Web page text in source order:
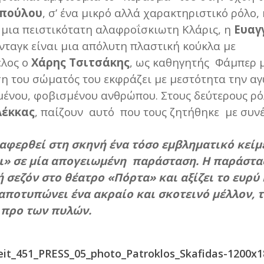
, σ’ ένα μικρό αλλά χαρακτηριστικό ρόλο,
πειστικότατη αλαφροΐσκιωτη Κλάρις, η
είναι μια απόλυτη πλαστική κούκλα με
ο Χάρης Τσιτσάκης, ως καθηγητής Φάμπερ
του σώματός του εκφράζει με μεστότητα την
φοβισμένου ανθρώπου. Στους δεύτερους
, παίζουν αυτό που τους ζητήθηκε με
στη σκηνή ένα τόσο εμβληματικό
σε μία απογειωμένη παράσταση. Η
στο θέατρο «Πόρτα» και αξίζει το ευρύ
ένα ακραίο και σκοτεινό μέλλον,
προ των πυλών.